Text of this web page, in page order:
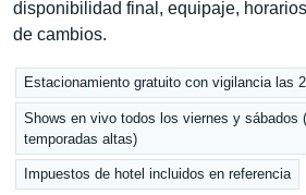
disponibilidad final, equipaje,
de cambios.
Estacionamiento gratuito con vigilancia las
Shows en vivo todos los viernes y sábados
temporadas altas)
Impuestos de hotel incluidos en referencia